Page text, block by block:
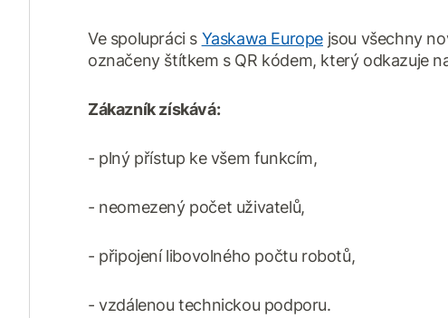
Ve spolupráci s Yaskawa Europe jsou všechny
označeny štítkem s QR kódem, který odkazuje
Zákazník získává:
- plný přístup ke všem funkcím,
- neomezený počet uživatelů,
- připojení libovolného počtu robotů,
- vzdálenou technickou podporu.